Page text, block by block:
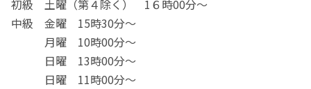
初級 土曜（第４除く） 1６時00分～
中級 金曜 15時30分～
月曜 10時00分～
日曜 13時00分～
日曜 11時00分～